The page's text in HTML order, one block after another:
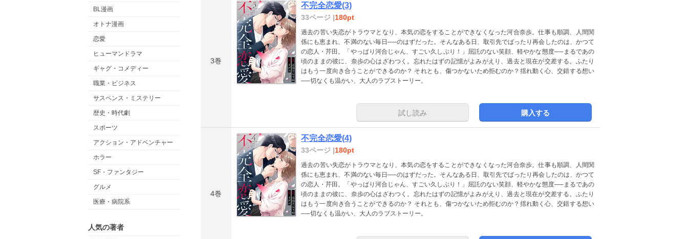
BL漫画
オトナ漫画
恋愛
ヒューマンドラマ
ギャグ・コメディー
職業・ビジネス
サスペンス・ミステリー
歴史・時代劇
スポーツ
アクション・アドベンチャー
ホラー
SF・ファンタジー
グルメ
医療・病院系
人気の著者
3巻
不完全恋愛(3)
33ページ |180pt
過去の苦い失恋がトラウマとなり、本気の恋をすることができなくなった河合奈歩。仕事も順調、人間関
係にも恵まれ、不満のない毎日──のはずだった。そんなある日、取引先でばったり再会したのは、かつて
の恋人・芹田。「やっぱり河合じゃん、すごい久しぶり！」屈託のない笑顔、軽やかな態度──まるであの
頃のままの彼に、奈歩の心はざわつく。忘れたはずの記憶がよみがえり、過去と現在が交差する。ふたり
はもう一度向き合うことができるのか？ それとも、傷つかないため拒むのか？揺れ動く心、交錯する想い
──切なくも温かい、大人のラブストーリー。
試し読み 購入する
4巻
不完全恋愛(4)
33ページ |180pt
過去の苦い失恋がトラウマとなり、本気の恋をすることができなくなった河合奈歩。仕事も順調、人間関
係にも恵まれ、不満のない毎日──のはずだった。そんなある日、取引先でばったり再会したのは、かつて
の恋人・芹田。「やっぱり河合じゃん、すごい久しぶり！」屈託のない笑顔、軽やかな態度──まるであの
頃のままの彼に、奈歩の心はざわつく。忘れたはずの記憶がよみがえり、過去と現在が交差する。ふたり
はもう一度向き合うことができるのか？ それとも、傷つかないため拒むのか？揺れ動く心、交錯する想い
──切なくも温かい、大人のラブストーリー。